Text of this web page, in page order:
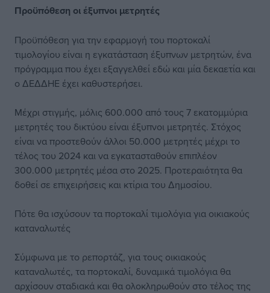
Προϋπόθεση οι έξυπνοι μετρητές
Προϋπόθεση για την εφαρμογή του πορτοκαλί
τιμολογίου είναι η εγκατάσταση έξυπνων μετρητών, ένα
πρόγραμμα που έχει εξαγγελθεί εδώ και μία δεκαετία και
ο ΔΕΔΔΗΕ έχει καθυστερήσει.
Μέχρι στιγμής, μόλις 600.000 από τους 7 εκατομμύρια
μετρητές του δικτύου είναι έξυπνοι μετρητές. Στόχος
είναι να προστεθούν άλλοι 50.000 μετρητές μέχρι το
τέλος του 2024 και να εγκατασταθούν επιπλέον
300.000 μετρητές μέσα στο 2025. Προτεραιότητα θα
δοθεί σε επιχειρήσεις και κτίρια του Δημοσίου.
Πότε θα ισχύσουν τα πορτοκαλί τιμολόγια για οικιακούς
καταναλωτές
Σύμφωνα με το ρεπορτάζ, για τους οικιακούς
καταναλωτές, τα πορτοκαλί, δυναμικά τιμολόγια θα
αρχίσουν σταδιακά και θα ολοκληρωθούν στο τέλος της